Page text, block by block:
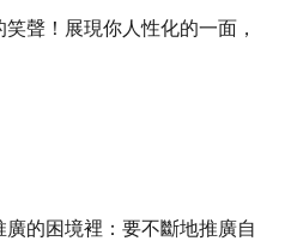
聲！展現你人性化的一面，
的困境裡：要不斷地推廣自